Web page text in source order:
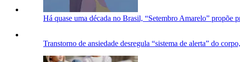
Há quase uma década no Brasil, “Setembro Amarelo” propõe
Transtorno de ansiedade desregula “sistema de alerta” do